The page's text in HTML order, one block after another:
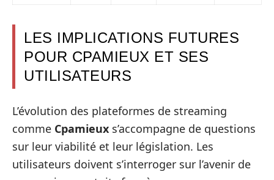
LES IMPLICATIONS FUTURES
POUR CPAMIEUX ET SES
UTILISATEURS
L’évolution des plateformes de streaming
comme Cpamieux s’accompagne de questions
sur leur viabilité et leur législation. Les
utilisateurs doivent s’interroger sur l’avenir de